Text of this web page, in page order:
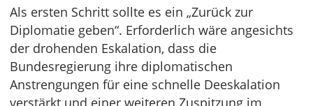
Als ersten Schritt sollte es ein „Zurück zur
Diplomatie geben“. Erforderlich wäre angesichts
der drohenden Eskalation, dass die
Bundesregierung ihre diplomatischen
Anstrengungen für eine schnelle Deeskalation
verstärkt und einer weiteren Zuspitzung im